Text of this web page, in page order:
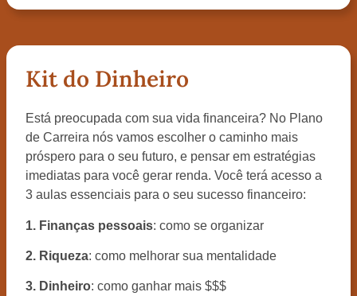
Kit do Dinheiro
Está preocupada com sua vida financeira? No Plano
de Carreira nós vamos escolher o caminho mais
próspero para o seu futuro, e pensar em estratégias
imediatas para você gerar renda. Você terá acesso a
3 aulas essenciais para o seu sucesso financeiro:
1. Finanças pessoais: como se organizar
2. Riqueza: como melhorar sua mentalidade
3. Dinheiro: como ganhar mais $$$